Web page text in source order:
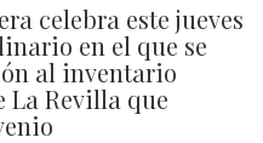
celebra este jueves
en el que se
al inventario
Revilla que